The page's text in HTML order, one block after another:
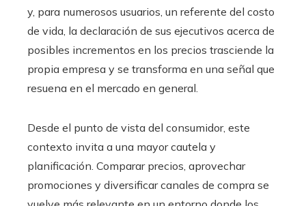
y, para numerosos usuarios, un referente del costo
de vida, la declaración de sus ejecutivos acerca de
posibles incrementos en los precios trasciende la
propia empresa y se transforma en una señal que
resuena en el mercado en general.
Desde el punto de vista del consumidor, este
contexto invita a una mayor cautela y
planificación. Comparar precios, aprovechar
promociones y diversificar canales de compra se